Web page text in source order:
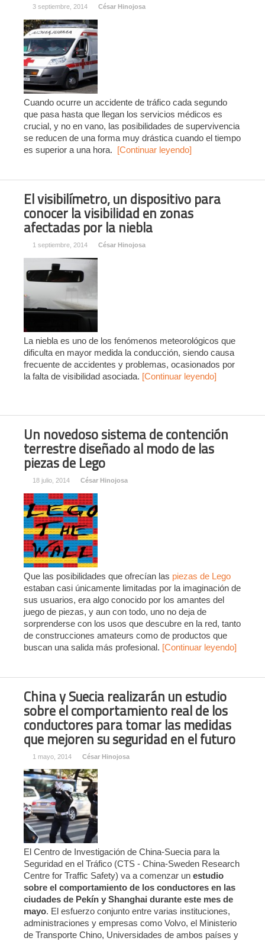
3 septiembre, 2014 César Hinojosa
Cuando ocurre un accidente de tráfico cada segundo
que pasa hasta que llegan los servicios médicos es
crucial, y no en vano, las posibilidades de supervivencia
se reducen de una forma muy drástica cuando el tiempo
es superior a una hora. [Continuar leyendo]
El visibilímetro, un dispositivo para
conocer la visibilidad en zonas
afectadas por la niebla
1 septiembre, 2014 César Hinojosa
La niebla es uno de los fenómenos meteorológicos que
dificulta en mayor medida la conducción, siendo causa
frecuente de accidentes y problemas, ocasionados por
la falta de visibilidad asociada. [Continuar leyendo]
Un novedoso sistema de contención
terrestre diseñado al modo de las
piezas de Lego
18 julio, 2014 César Hinojosa
Que las posibilidades que ofrecían las piezas de Lego
estaban casi únicamente limitadas por la imaginación de
sus usuarios, era algo conocido por los amantes del
juego de piezas, y aun con todo, uno no deja de
sorprenderse con los usos que descubre en la red, tanto
de construcciones amateurs como de productos que
buscan una salida más profesional. [Continuar leyendo]
China y Suecia realizarán un estudio
sobre el comportamiento real de los
conductores para tomar las medidas
que mejoren su seguridad en el futuro
1 mayo, 2014 César Hinojosa
El Centro de Investigación de China-Suecia para la
Seguridad en el Tráfico (CTS - China-Sweden Research
Centre for Traffic Safety) va a comenzar un estudio
sobre el comportamiento de los conductores en las
ciudades de Pekín y Shanghai durante este mes de
mayo. El esfuerzo conjunto entre varias instituciones,
administraciones y empresas como Volvo, el Ministerio
de Transporte Chino, Universidades de ambos países y